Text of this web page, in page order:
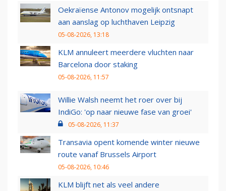
Oekraïense Antonov mogelijk ontsnapt
aan aanslag op luchthaven Leipzig
05-08-2026, 13:18
KLM annuleert meerdere vluchten naar
Barcelona door staking
05-08-2026, 11:57
Willie Walsh neemt het roer over bij
IndiGo: 'op naar nieuwe fase van groei'
05-08-2026, 11:37
Transavia opent komende winter nieuwe
route vanaf Brussels Airport
05-08-2026, 10:46
KLM blijft net als veel andere